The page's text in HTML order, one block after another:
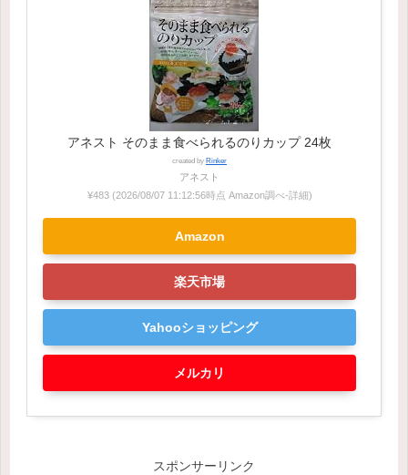
アネスト そのまま食べられるのりカップ 24枚
created by Rinker
アネスト
¥483 (2026/08/07 11:12:56時点 Amazon調べ-詳細)
Amazon
楽天市場
Yahooショッピング
メルカリ
スポンサーリンク